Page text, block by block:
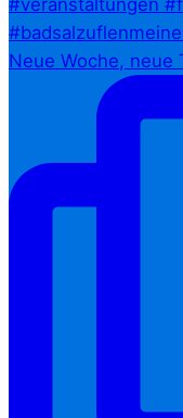
Neue Woche, neue